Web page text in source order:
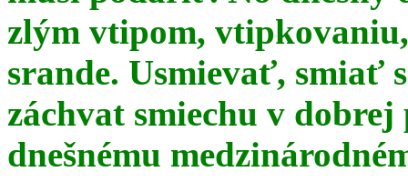
zlým vtipom,
srande. Usmievať, smiať
záchvat smiechu v
dnešnému